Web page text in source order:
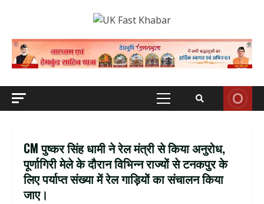
Primary
CM पुष्कर सिंह धामी ने रेल मंत्री से किया अनुरोध,
पूर्णागिरी मेले के दौरान विभिन्न राज्यों से टनकपुर के
लिए पर्याप्त संख्या में रेल गाड़ियों का संचालन किया
जाए।